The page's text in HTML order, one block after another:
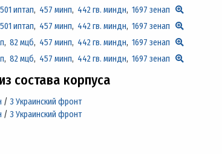
иптап, 457 минп, 442 гв. миндн,1697 зенап
иптап, 457 минп, 442 гв. миндн,1697 зенап
,82 мцб, 457 минп, 442 гв. миндн,1697 зенап
,82 мцб, 457 минп, 442 гв. миндн,1697 зенап
состава корпуса
/3 Украинский фронт
/3 Украинский фронт